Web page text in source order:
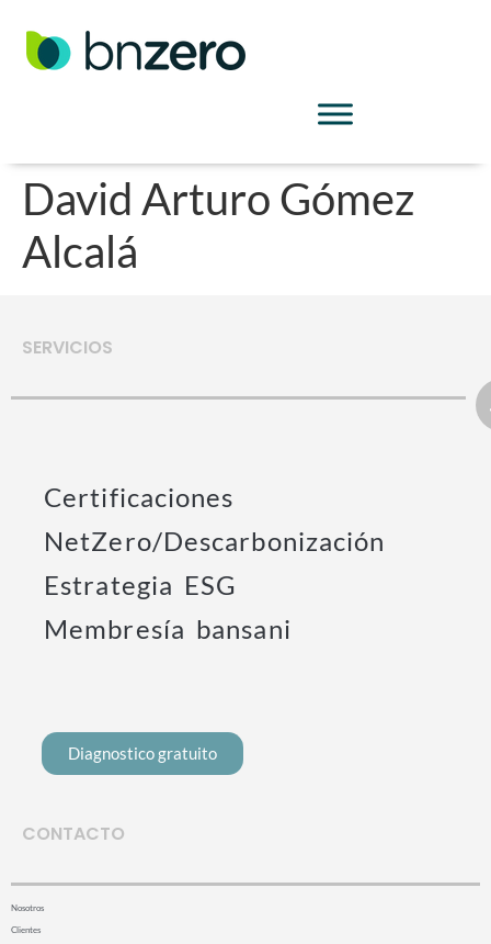
David Arturo Gómez
Alcalá
SERVICIOS
Certificaciones
NetZero/Descarbonización
Estrategia ESG
Membresía bansani
Diagnostico gratuito
CONTACTO
Nosotros
Clientes